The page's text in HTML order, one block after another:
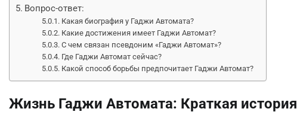
Вопрос-ответ:
Какая биография у Гаджи Автомата?
Какие достижения имеет Гаджи Автомат?
С чем связан псевдоним «Гаджи Автомат»?
Где Гаджи Автомат сейчас?
Какой способ борьбы предпочитает Гаджи Автомат?
Жизнь Гаджи Автомата: Краткая история